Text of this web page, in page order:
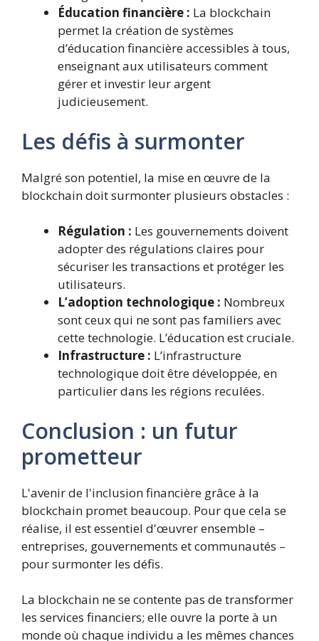
Éducation financière : La blockchain
permet la création de systèmes
d’éducation financière accessibles à tous,
enseignant aux utilisateurs comment
gérer et investir leur argent
judicieusement.
Les défis à surmonter
Malgré son potentiel, la mise en œuvre de la
blockchain doit surmonter plusieurs obstacles :
Régulation : Les gouvernements doivent
adopter des régulations claires pour
sécuriser les transactions et protéger les
utilisateurs.
L’adoption technologique : Nombreux
sont ceux qui ne sont pas familiers avec
cette technologie. L’éducation est cruciale.
Infrastructure : L’infrastructure
technologique doit être développée, en
particulier dans les régions reculées.
Conclusion : un futur
prometteur
L'avenir de l'inclusion financière grâce à la
blockchain promet beaucoup. Pour que cela se
réalise, il est essentiel d'œuvrer ensemble –
entreprises, gouvernements et communautés –
pour surmonter les défis.
La blockchain ne se contente pas de transformer
les services financiers; elle ouvre la porte à un
monde où chaque individu a les mêmes chances